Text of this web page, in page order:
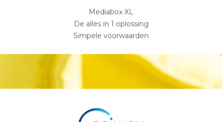
Mediabox XL
De alles in 1 oplossing
Simpele voorwaarden